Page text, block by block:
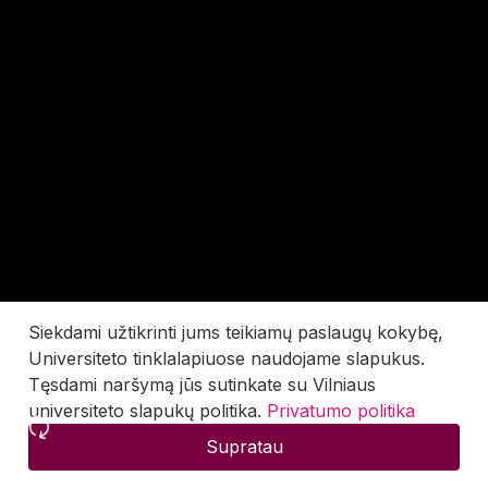
Siekdami užtikrinti jums teikiamų paslaugų kokybę,
Universiteto tinklalapiuose naudojame slapukus.
Tęsdami naršymą jūs sutinkate su Vilniaus
universiteto slapukų politika. Privatumo politika
Supratau